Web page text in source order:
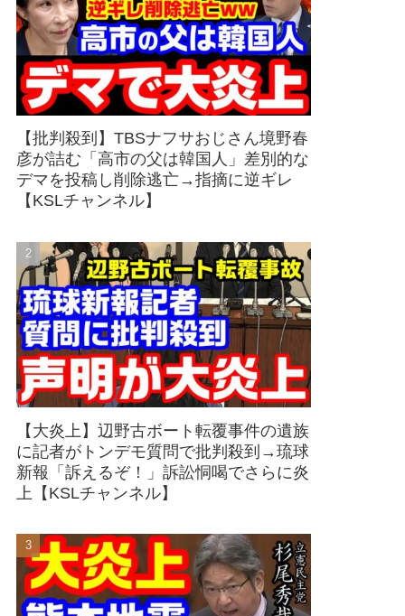
【批判殺到】TBSナフサおじさん境野春
彦が詰む「高市の父は韓国人」差別的な
デマを投稿し削除逃亡→指摘に逆ギレ
【KSLチャンネル】
【大炎上】辺野古ボート転覆事件の遺族
に記者がトンデモ質問で批判殺到→琉球
新報「訴えるぞ！」訴訟恫喝でさらに炎
上【KSLチャンネル】